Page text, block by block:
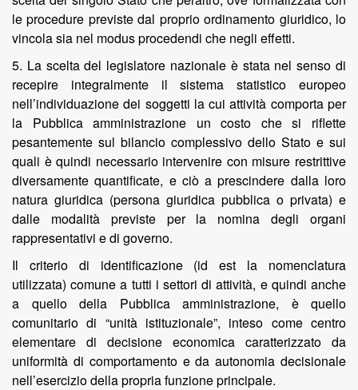
le procedure previste dal proprio ordinamento giuridico, lo
vincola sia nel modus procedendi che negli effetti.
5. La scelta del legislatore nazionale è stata nel senso di
recepire integralmente il sistema statistico europeo
nell’individuazione dei soggetti la cui attività comporta per
la Pubblica amministrazione un costo che si riflette
pesantemente sul bilancio complessivo dello Stato e sui
quali è quindi necessario intervenire con misure restrittive
diversamente quantificate, e ciò a prescindere dalla loro
natura giuridica (persona giuridica pubblica o privata) e
dalle modalità previste per la nomina degli organi
rappresentativi e di governo.
Il criterio di identificazione (id est la nomenclatura
utilizzata) comune a tutti i settori di attività, e quindi anche
a quello della Pubblica amministrazione, è quello
comunitario di “unità istituzionale”, inteso come centro
elementare di decisione economica caratterizzato da
uniformità di comportamento e da autonomia decisionale
nell’esercizio della propria funzione principale.